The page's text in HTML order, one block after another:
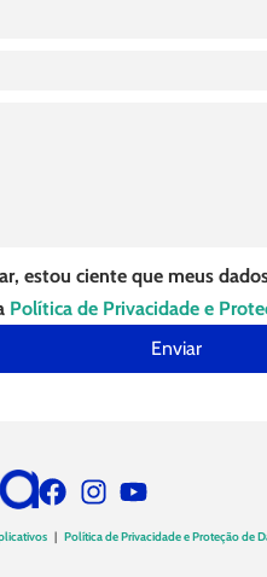
estou ciente que meus
Política de Privacidade e
Enviar
| Política de Privacidade e Proteção de